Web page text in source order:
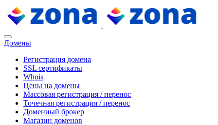
Домены
Регистрация домена
SSL сертификаты
Whois
Цены на домены
Массовая регистрация / перенос
Точечная регистрация / перенос
Доменный брокер
Магазин доменов